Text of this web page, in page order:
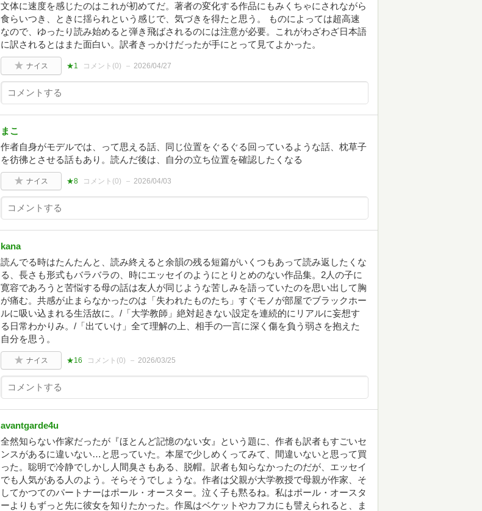
文体に速度を感じたのはこれが初めてだ。著者の変化する作品にもみくちゃにされながら
食らいつき、ときに揺られという感じで、気づきを得たと思う。 ものによっては超高速
なので、ゆったり読み始めると弾き飛ばされるのには注意が必要。これがわざわざ日本語
に訳されるとはまた面白い。訳者きっかけだったが手にとって見てよかった。
ナイス ★1 コメント(0) 2026/04/27
まこ
作者自身がモデルでは、って思える話、同じ位置をぐるぐる回っているような話、枕草子
を彷彿とさせる話もあり。読んだ後は、自分の立ち位置を確認したくなる
ナイス ★8 コメント(0) 2026/04/03
kana
読んでる時はたんたんと、読み終えると余韻の残る短篇がいくつもあって読み返したくな
る、長さも形式もバラバラの、時にエッセイのようにとりとめのない作品集。2人の子に
寛容であろうと苦悩する母の話は友人が同じような苦しみを語っていたのを思い出して胸
が痛む。共感が止まらなかったのは「失われたものたち」すぐモノが部屋でブラックホー
ルに吸い込まれる生活故に。/「大学教師」絶対起きない設定を連続的にリアルに妄想す
る日常わかりみ。/「出ていけ」全て理解の上、相手の一言に深く傷を負う弱さを抱えた
自分を思う。
ナイス ★16 コメント(0) 2026/03/25
avantgarde4u
全然知らない作家だったが『ほとんど記憶のない女』という題に、作者も訳者もすごいセ
ンスがあるに違いない…と思っていた。本屋で少しめくってみて、間違いないと思って買
った。聡明で冷静でしかし人間臭さもある、脱帽。訳者も知らなかったのだが、エッセイ
でも人気がある人のよう。そらそうでしょうな。作者は父親が大学教授で母親が作家、そ
してかつてのパートナーはポール・オースター。泣く子も黙るね。私はポール・オースタ
ーよりもずっと先に彼女を知りたかった。作風はベケットやカフカにも譬えられると、ま